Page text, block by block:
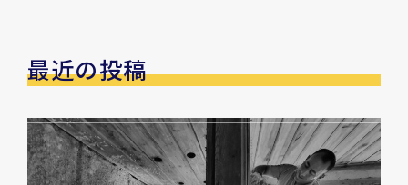
最近の投稿